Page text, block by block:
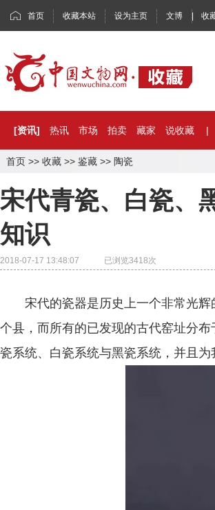
首页 收藏本站 设为主页 文博 | 收
[资讯] 热讯 市场 拍卖 藏家 说收藏 |
首页 >> 收藏 >> 鉴藏 >> 陶瓷
宋代青瓷、白瓷、
知识
2018-07-17 13:48:07 已浏览3418次
宋代的瓷器是历史上一个非常光辉
个县，而所有的已发现的古代窑址分
瓷系统、白瓷系统与黑瓷系统，并且